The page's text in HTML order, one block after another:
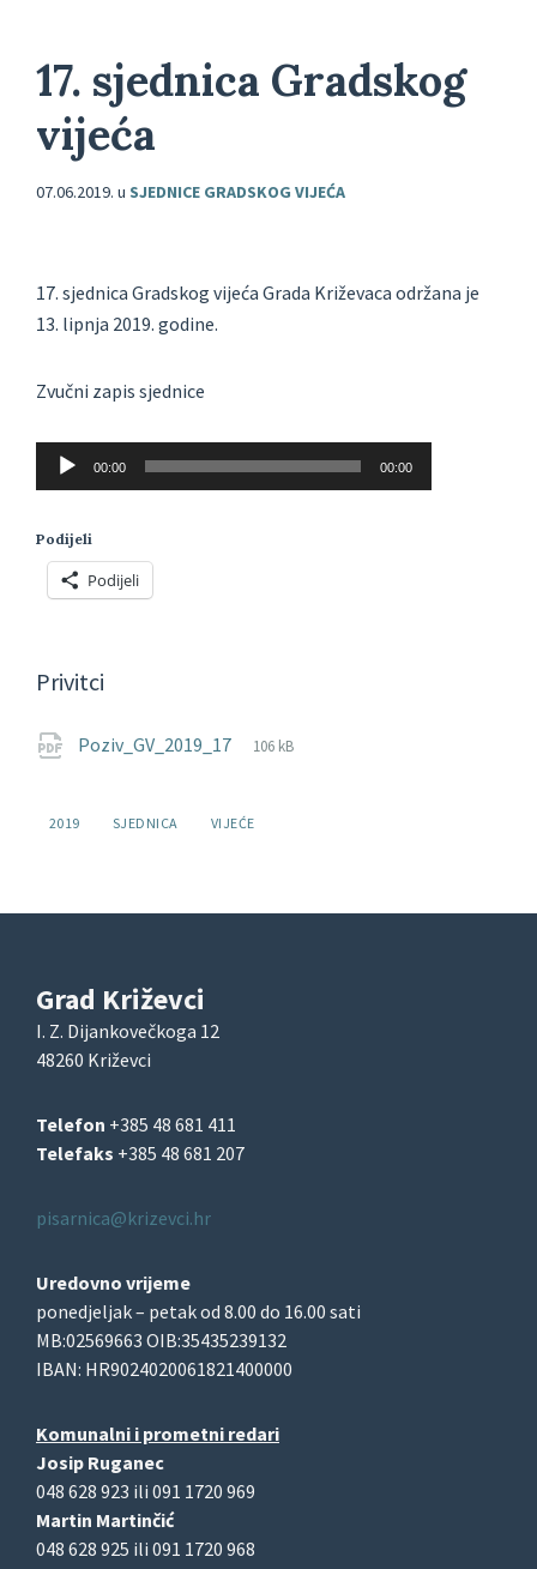
17. sjednica Gradskog
vijeća
07.06.2019. u SJEDNICE GRADSKOG VIJEĆA
17. sjednica Gradskog vijeća Grada Križevaca održana je
13. lipnja 2019. godine.
Zvučni zapis sjednice
Reproduktor
audiozapisa
00:00 00:00
Podijeli
Podijeli
Privitci
Poziv_GV_2019_17
File
pdf
File
106 kB
Oznake:
2019 SJEDNICA VIJEĆE
Grad Križevci
I. Z. Dijankovečkoga 12
48260 Križevci
Telefon +385 48 681 411
Telefaks +385 48 681 207
pisarnica@krizevci.hr
Uredovno vrijeme
ponedjeljak – petak od 8.00 do 16.00 sati
MB:02569663 OIB:35435239132
IBAN: HR9024020061821400000
Komunalni i prometni redari
Josip Ruganec
048 628 923 ili 091 1720 969
Martin Martinčić
048 628 925 ili 091 1720 968